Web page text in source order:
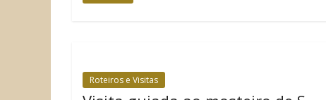
Roteiros e Visitas